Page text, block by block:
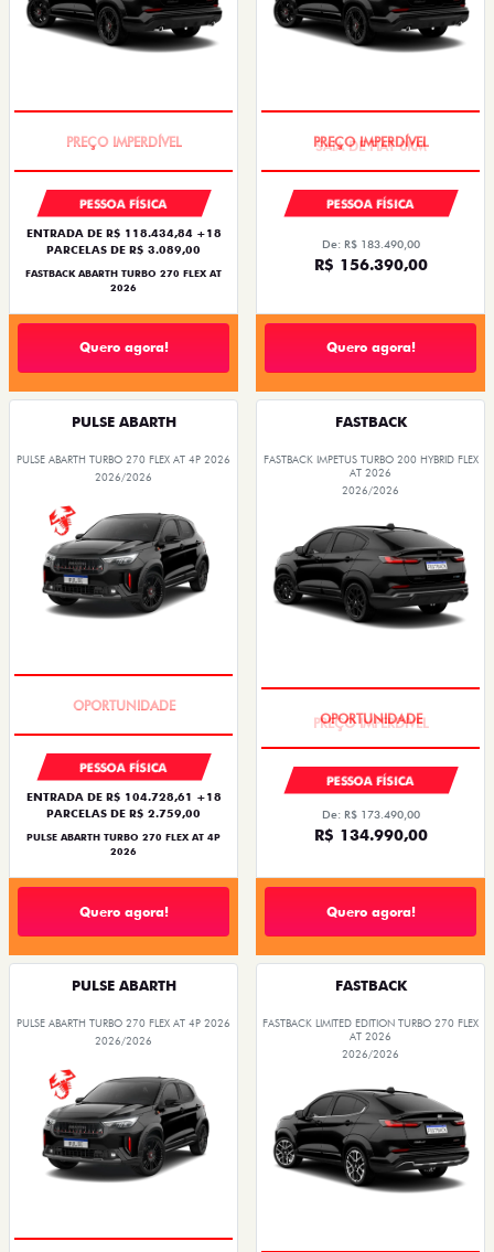
PESSOA FÍSICA
ENTRADA DE R$ 118.434,84 +18
PARCELAS DE R$ 3.089,00
FASTBACK ABARTH TURBO 270 FLEX AT
2026
Quero agora!
PESSOA FÍSICA
De: R$ 183.490,00
R$ 156.390,00
Quero agora!
PULSE ABARTH
PULSE ABARTH TURBO 270 FLEX AT 4P 2026
2026/2026
PESSOA FÍSICA
ENTRADA DE R$ 104.728,61 +18
PARCELAS DE R$ 2.759,00
PULSE ABARTH TURBO 270 FLEX AT 4P
2026
Quero agora!
FASTBACK
FASTBACK IMPETUS TURBO 200 HYBRID FLEX
AT 2026
2026/2026
PESSOA FÍSICA
De: R$ 173.490,00
R$ 134.990,00
Quero agora!
PULSE ABARTH
PULSE ABARTH TURBO 270 FLEX AT 4P 2026
2026/2026
FASTBACK
FASTBACK LIMITED EDITION TURBO 270 FLEX
AT 2026
2026/2026